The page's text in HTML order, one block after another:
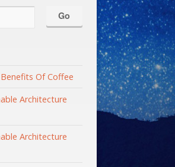
Of Coffee
Architecture
Architecture